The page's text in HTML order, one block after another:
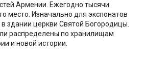
Армении. Ежегодно тысячи
место. Изначально для экспонатов
здании церкви Святой Богородицы.
распределены по хранилищам
и новой истории.